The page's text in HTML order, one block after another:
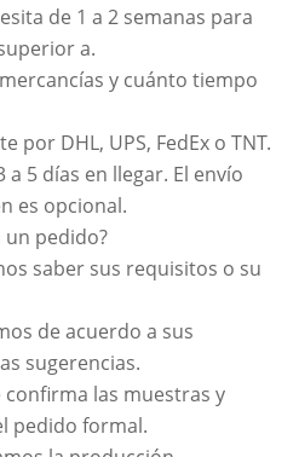
de 1 a 2 semanas para
a.
y cuánto tiempo
por DHL, UPS, FedEx o TNT.
5 días en llegar. El envío
es opcional.
un pedido?
saber sus requisitos o su
de acuerdo a sus
sugerencias.
las muestras y
pedido formal.